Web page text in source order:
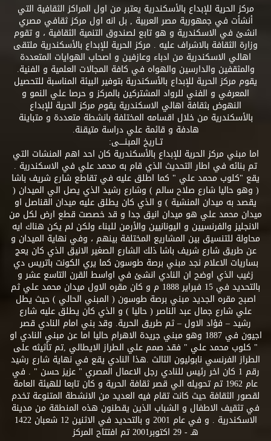
مركز الحرية للإبداع بالأسكندرية يعتبر من اول المراكز الثقافية التي
أنشأت في جمهورية مصر العربية , بل انه اول مركز ثقافي مصري
انشئ في الاسكندرية و هو تابع لصندوق التنمية الثقافية ، و تقوم
وزارة الثقافة بالاشراف عليه . مركز الحرية للإبداع بالأسكندرية ملتقى
اهالي الاسكندرية من ادباء وعازفين و اصحاب الهوايات المتعددة
والمثقفين والدارسين والهواه في كافة المجالات العلمية و الفنية.
يقوم مركز الحرية للإبداع بالأسكندرية بتوفير البيئة المناسبة للتحصيل
المعرفي و الفني للرواد المشتركين بالمركز و حرصا علي النمو و
النهوض بثقافة اهالي الاسكندرية يقوم مركز الحرية للإبداع
بالأسكندرية من خلال اقسامه المختلفة بانشطة متعددة و متباينة
هادفة و قائمة علي دراسة متيقنة.
تــاريخ المبنــــى:
اما مبني مركز الحرية للإبداع بالأسكندرية كان احد اهم المنشات التي
تم بنائه في اطار التحديث الذي قام به محمد علي في الاسكندرية .
يقع "كلوب محمد علي " كما اطلق عليه في تقاطع شارع شريف باشا
( وهو حاليا شارع صلاح سالم ) وشارع رشيد الذي يصل الي الميدان (
يقصد به ميدان المنشية ) و الذي كان يطلق عليه ميدان القناصل او
ميدان محمد علي هو ميدان انيق جدا و قد خصصت قطع ارض لكل من
الانجليز والفرنسيين و اليونانيين والأرمن للبناء ولكن لم يكن هناك ايه
محاولة للتنسيق بين المشاريع المختلفة بينهم ، وفي نهاية الميدان و
عن طريق شارع شريف باشا ذلك الشارع الصغير الانيق الذي كان يعج
بساريات الاعلام نجد مبني برصة طوسون كما يري الكونت باتريس دي
زغيب الذي اوضح ان النادي انشئ في اواسط القرن التاسع عشر و
بالتحديد في 15 فبراير 1888 م و كان مقره الاول ميدان محمد علي ثم
اصبح مقره الجديد مبني برصة طوسون ( المبني الحالي ) حيث يطل
علي شارع جمال عبد الناصر ( حاليا ) و الذي كان يطلق عليه شارع
رشيد – فؤاد الاول – ثم طريق الحرية. وقد بني امام النادي قصر
اجيون في 1887 وهو مبني جريدة الاهرام حاليا اما عن مبني النادي او
" كلوب محمد علي " فقد صمم علي الطراز الايطالي ,تم تأثيثه على
الطراز الفرنسي نابوليون الثالث .هذا النادي يقع في نهاية شارع رشيد
رقم 1 كان اخر رئيس للنادي رجل الاعمال المصري " عزيز حسن " . في
عام 1962 تم تحويله الي قصر ثقافة الحرية و كان تابعا للهيئة العامة
لقصور الثقافة حيث كانت تقام فيه العديد من الانشطة المتنوعة تخدم
في تثقيف الاطفال و الشباب الذين يقطنون هذه المنطقة من مدينة
الاسكندرية . و في عام 2001 و بالتحديد في الاثنين 12 شعبان 1422
هـ - 29 اكتوبر2001 تم افتتاح المركز